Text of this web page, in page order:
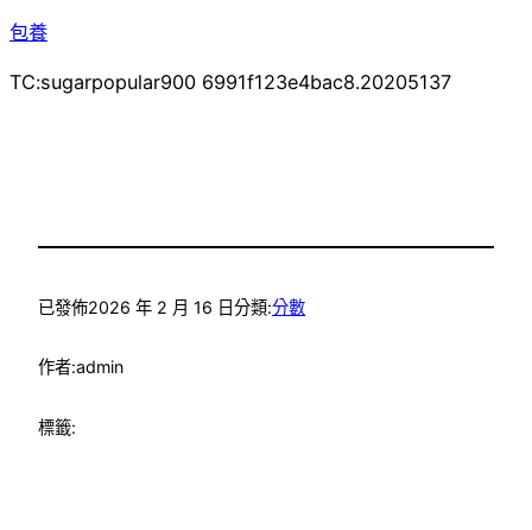
包養
TC:sugarpopular900 6991f123e4bac8.20205137
已發佈2026 年 2 月 16 日分類:分數
作者:admin
標籤: